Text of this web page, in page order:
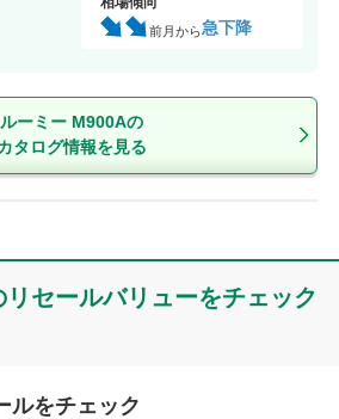
前月から急下降
ルーミー M900Aの
タログ情報を見る
セールバリューをチェック
ルをチェック